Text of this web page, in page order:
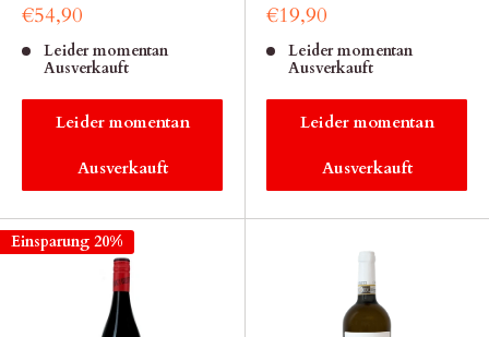
€54,90
Leider momentan
Ausverkauft
Leider momentan
Ausverkauft
€19,90
Leider momentan
Ausverkauft
Leider momentan
Ausverkauft
Einsparung 20%